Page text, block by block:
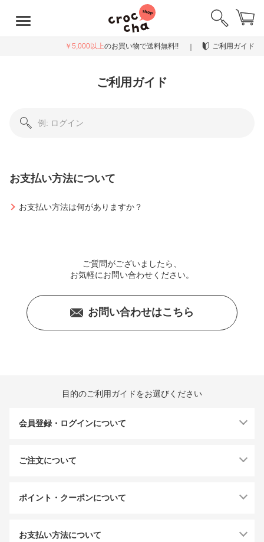
￥5,000以上のお買い物で送料無料!! ご利用ガイド
ご利用ガイド
目的のご利用ガイドをお選びください
会員登録・ログインについて
ご注文について
ポイント・クーポンについて
お支払い方法について
お支払い方法について
お支払い方法は何がありますか？
ご質問がございましたら、
お気軽にお問い合わせください。
お問い合わせはこちら